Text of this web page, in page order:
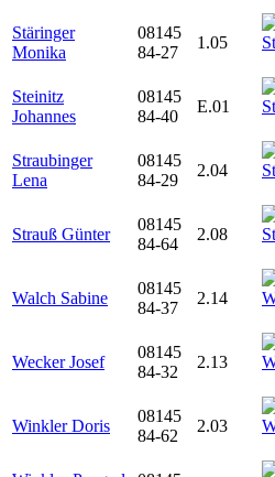
Stäringer
Monika
08145
84-27
1.05
Steinitz
Johannes
08145
84-40
E.01
Straubinger
Lena
08145
84-29
2.04
Strauß Günter
08145
84-64
2.08
Walch Sabine
08145
84-37
2.14
Wecker Josef
08145
84-32
2.13
Winkler Doris
08145
84-62
2.03